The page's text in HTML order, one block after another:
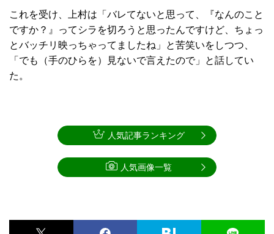
これを受け、上村は「バレてないと思って、『なんのこと
ですか？』ってシラを切ろうと思ったんですけど、ちょっ
とバッチリ映っちゃってましたね」と苦笑いをしつつ、
「でも（手のひらを）見ないで言えたので」と話してい
た。
人気記事ランキング
人気画像一覧